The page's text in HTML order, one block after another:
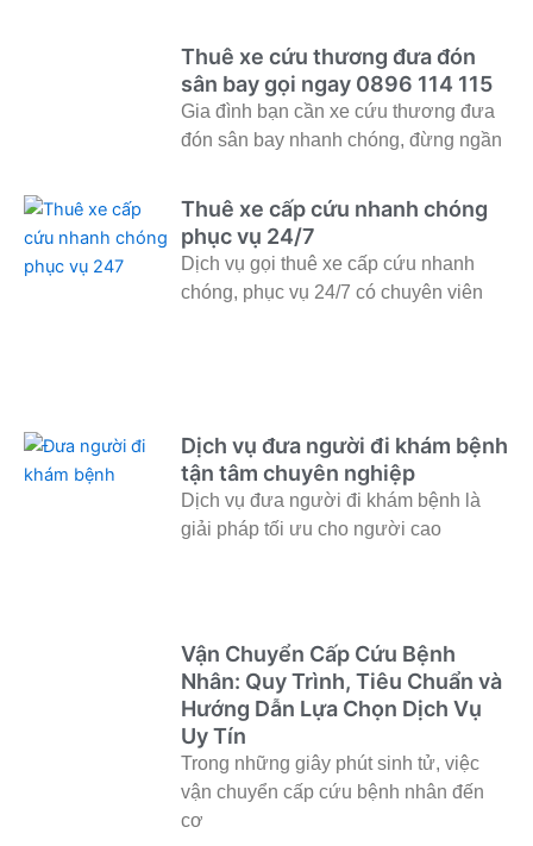
Thuê xe cứu thương đưa đón
sân bay gọi ngay 0896 114 115
Gia đình bạn cần xe cứu thương đưa
đón sân bay nhanh chóng, đừng ngần
Thuê xe cấp cứu nhanh chóng
phục vụ 24/7
Dịch vụ gọi thuê xe cấp cứu nhanh
chóng, phục vụ 24/7 có chuyên viên
Dịch vụ đưa người đi khám bệnh
tận tâm chuyên nghiệp
Dịch vụ đưa người đi khám bệnh là
giải pháp tối ưu cho người cao
Vận Chuyển Cấp Cứu Bệnh
Nhân: Quy Trình, Tiêu Chuẩn và
Hướng Dẫn Lựa Chọn Dịch Vụ
Uy Tín
Trong những giây phút sinh tử, việc
vận chuyển cấp cứu bệnh nhân đến
cơ